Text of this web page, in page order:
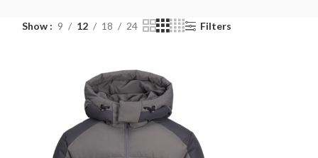
Show 9 12 18 24 Filters